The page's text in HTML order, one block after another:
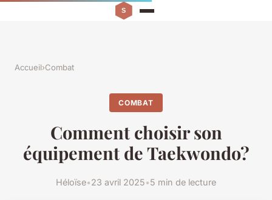
Accueil›Combat
COMBAT
Comment choisir son
équipement de Taekwondo?
Héloïse•23 avril 2025•5 min de lecture